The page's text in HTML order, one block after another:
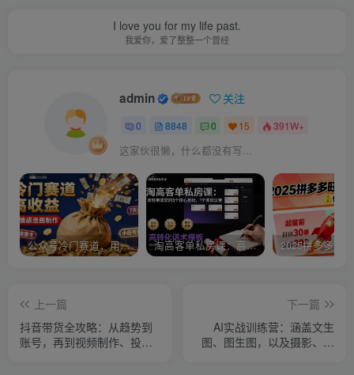
I love you for my life past.
我爱你，爱了整整一个曾经
admin 关注
0 8848 0 15 391W+
这家伙很懒，什么都没有写...
公众号冷门赛道，用AI做情感漫画，7天开通流量主，操作简单，小白可玩 淘高客单私房课：高客单成交的3个核心基础，1个实操法宝
上一篇
抖音带货全攻略：从趋势到
账号，再到视频制作、投
下一篇
AI实战训练营：涵盖文生
图、图生图，以及摄影、修